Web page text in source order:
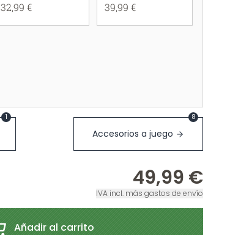
32,99 €
39,99 €
1
Accesorios a juego
8
49,99 €
IVA incl. más gastos de envío
Añadir al carrito